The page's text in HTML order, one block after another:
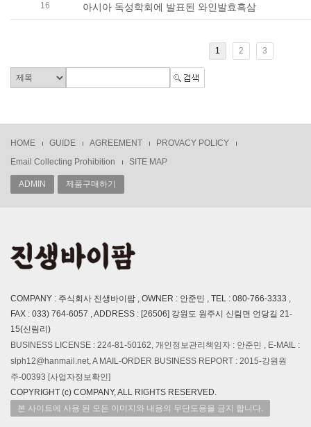
16 아시아 독성학회에 발표된 와인발효흑삼
1 2 3
HOME GUIDE AGREEMENT
PROVACY POLICY
Email Collecting Prohibition
SITE MAP
ADMIN 제품구매하기
COMPANY : 주식회사 진생바이팜 , OWNER : 안준민 , TEL : 080-766-3333 ,
FAX : 033) 764-6057 , ADDRESS : [26506] 강원도 원주시 신림면 언당길 21-
15(신림리)
BUSINESS LICENSE : 224-81-50162, 개인정보관리책임자 : 안준민 , E-MAIL :
slph12@hanmail.net, A MAIL-ORDER BUSINESS REPORT : 2015-강원원
주-00393 [사업자정보확인]
COPYRIGHT (c) COMPANY, ALL RIGHTS RESERVED.
본 사이트에 사용 된 모든 이미지와 내용의 무단도용을 금지 합니다.